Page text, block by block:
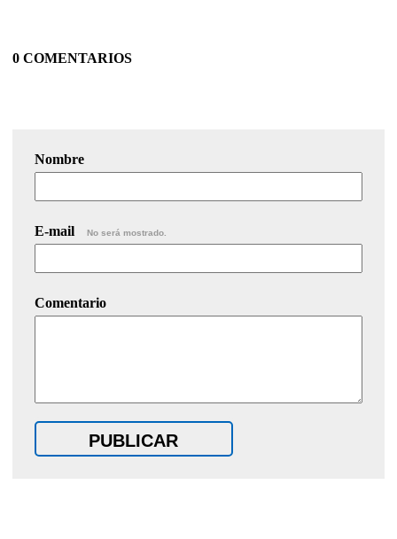
0 COMENTARIOS
Nombre
E-mail No será mostrado.
Comentario